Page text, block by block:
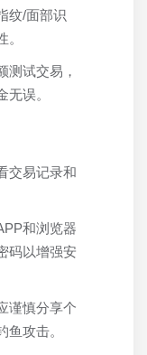
纹/面部识
测试交易，
误。
交易记录和
和浏览器
码以增强安
谨慎分享个
鱼攻击。